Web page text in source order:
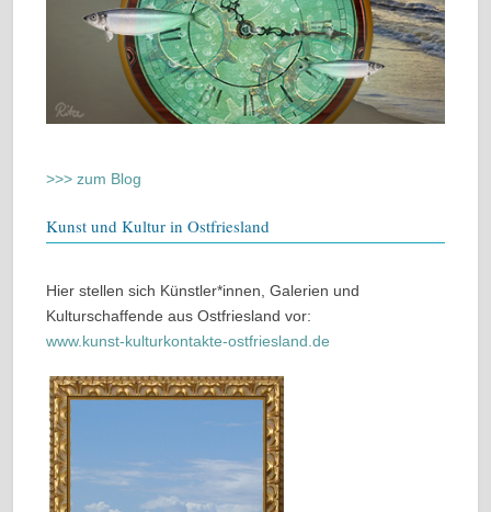
>>> zum Blog
Kunst und Kultur in Ostfriesland
Hier stellen sich Künstler*innen, Galerien und
Kulturschaffende aus Ostfriesland vor:
www.kunst-kulturkontakte-ostfriesland.de